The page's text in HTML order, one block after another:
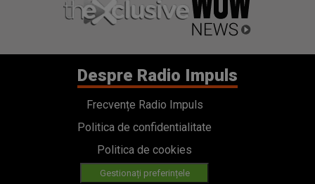
Despre Radio Impuls
Frecvențe Radio Impuls
Politica de confidentialitate
Politica de cookies
Gestionați preferințele